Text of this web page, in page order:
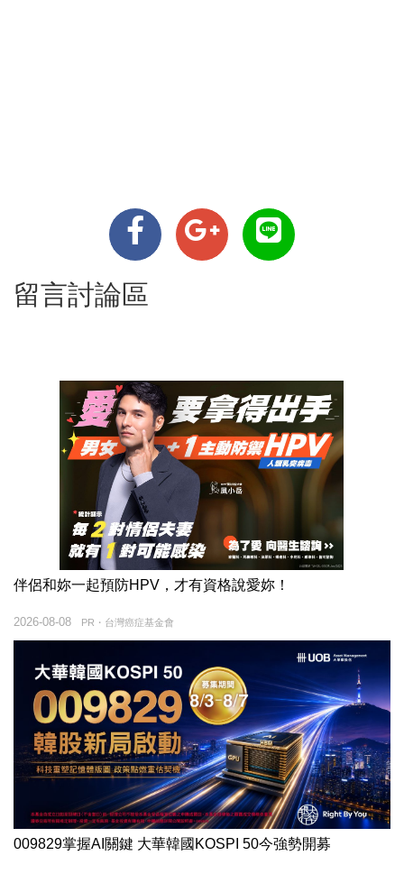
留言討論區
伴侶和妳一起預防HPV，才有資格說愛妳！
PR・台灣癌症基金會
2026-08-08
009829掌握AI關鍵 大華韓國KOSPI 50今強勢開募